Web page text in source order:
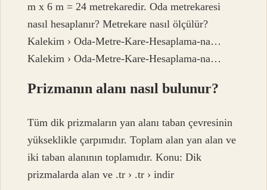
m x 6 m = 24 metrekaredir. Oda metrekaresi
nasıl hesaplanır? Metrekare nasıl ölçülür?
Kalekim › Oda-Metre-Kare-Hesaplama-na…
Kalekim › Oda-Metre-Kare-Hesaplama-na…
Prizmanın alanı nasıl bulunur?
Tüm dik prizmaların yan alanı taban çevresinin
yükseklikle çarpımıdır. Toplam alan yan alan ve
iki taban alanının toplamıdır. Konu: Dik
prizmalarda alan ve .tr › .tr › indir